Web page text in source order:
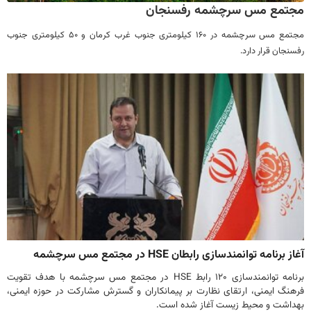
مجتمع مس سرچشمه رفسنجان
مجتمع مس سرچشمه در ۱۶۰ کیلومتری جنوب غرب کرمان و ۵۰ کیلومتری جنوب
رفسنجان قرار دارد.
آغاز برنامه توانمندسازی رابطان HSE در مجتمع مس سرچشمه
برنامه توانمندسازی ۱۲۰ رابط HSE در مجتمع مس سرچشمه با هدف تقویت
فرهنگ ایمنی، ارتقای نظارت بر پیمانکاران و گسترش مشارکت در حوزه ایمنی،
بهداشت و محیط زیست آغاز شده است.